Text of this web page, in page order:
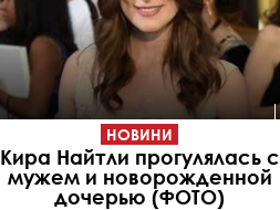
НОВИНИ
Кира Найтли прогулялась с
мужем и новорожденной
дочерью (ФОТО)